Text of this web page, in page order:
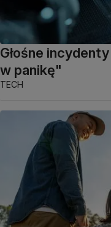
Głośne
w panikę"
TECH